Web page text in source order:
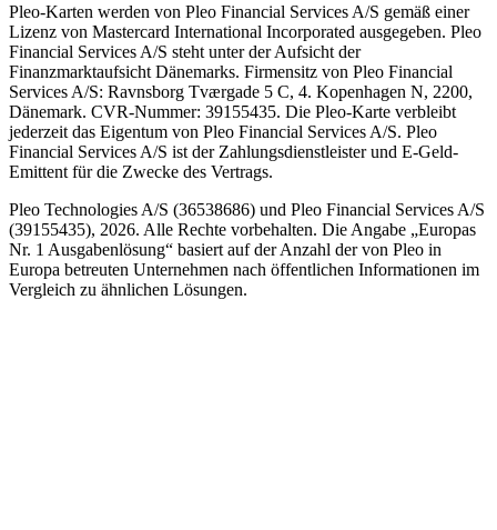
Pleo-Karten werden von Pleo Financial Services A/S gemäß einer
Lizenz von Mastercard International Incorporated ausgegeben. Pleo
Financial Services A/S steht unter der Aufsicht der
Finanzmarktaufsicht Dänemarks. Firmensitz von Pleo Financial
Services A/S: Ravnsborg Tværgade 5 C, 4. Kopenhagen N, 2200,
Dänemark. CVR-Nummer: 39155435. Die Pleo-Karte verbleibt
jederzeit das Eigentum von Pleo Financial Services A/S. Pleo
Financial Services A/S ist der Zahlungsdienstleister und E-Geld-
Emittent für die Zwecke des Vertrags.
Pleo Technologies A/S (36538686) und Pleo Financial Services A/S
(39155435), 2026. Alle Rechte vorbehalten. Die Angabe „Europas
Nr. 1 Ausgabenlösung“ basiert auf der Anzahl der von Pleo in
Europa betreuten Unternehmen nach öffentlichen Informationen im
Vergleich zu ähnlichen Lösungen.